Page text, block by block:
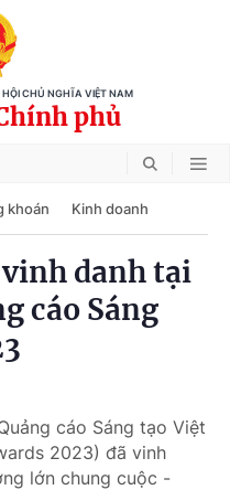
CHỦ NGHĨA VIỆT NAM
phủ
khoán Kinh doanh
danh tại
cáo Sáng
cáo Sáng tạo Việt
2023) đã vinh
lớn chung cuộc -